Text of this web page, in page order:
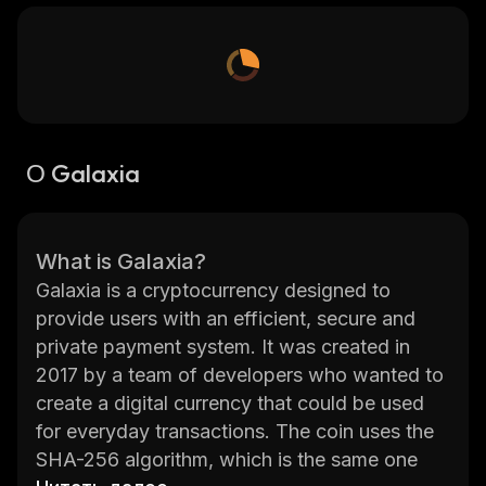
О Galaxia
What is Galaxia?
Galaxia is a cryptocurrency designed to
provide users with an efficient, secure and
private payment system. It was created in
2017 by a team of developers who wanted to
create a digital currency that could be used
for everyday transactions. The coin uses the
SHA-256 algorithm, which is the same one